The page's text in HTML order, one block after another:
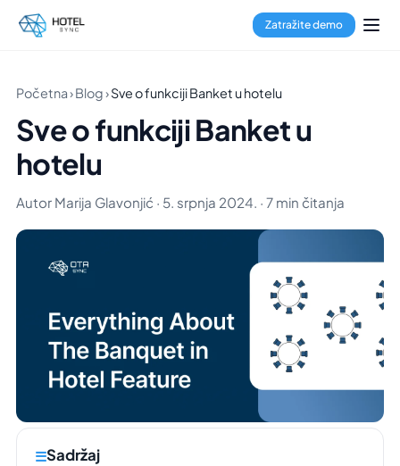
Zatražite demo
Početna›Blog›Sve o funkciji Banket u hotelu
Sve o funkciji Banket u
hotelu
Autor Marija Glavonjić · 5. srpnja 2024. · 7 min čitanja
Sadržaj